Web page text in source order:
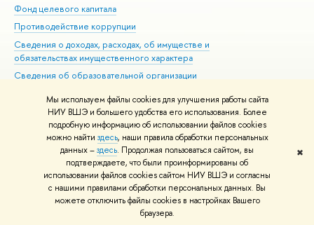
Мы используем файлы cookies для улучшения работы сайта
НИУ ВШЭ и большего удобства его использования. Более
подробную информацию об использовании файлов cookies
можно найти здесь, наши правила обработки персональных
данных –здесь. Продолжая пользоваться сайтом, вы
подтверждаете, что были проинформированы об
использовании файлов cookies сайтом НИУ ВШЭ и согласны
с нашими правилами обработки персональных данных. Вы
можете отключить файлы cookies в настройках Вашего
браузера.
✖
Фонд целевого капитала
Противодействие коррупции
Сведения о доходах, расходах, об имуществе и
обязательствах имущественного характера
Сведения об образовательной организации
Людям с ограниченными возможностями здоровья
Единая платежная страница
Работа в Вышке
© НИУ ВШЭ 1993–2026 Адреса и контакты Условия использования
материалов Политика конфиденциальности Карта сайта
Шрифты HSE Sans и HSE Slab разработаны вШколе дизайна НИУ ВШЭ